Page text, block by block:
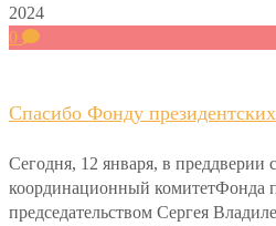
2024
0
Спасибо Фонду
Сегодня, 12 января, в преддверии
координационный комитетФонда
председательством Сергея